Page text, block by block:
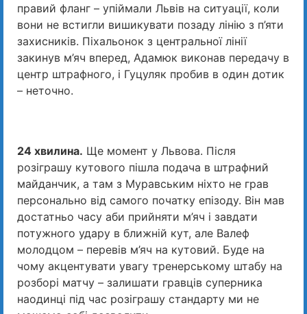
правий фланг – упіймали Львів на ситуації, коли
вони не встигли вишикувати позаду лінію з п’яти
захисників. Піхальонок з центральної лінії
закинув м’яч вперед, Адамюк виконав передачу в
центр штрафного, і Гуцуляк пробив в один дотик
– неточно.
24 хвилина. Ще момент у Львова. Після
розіграшу кутового пішла подача в штрафний
майданчик, а там з Муравським ніхто не грав
персонально від самого початку епізоду. Він мав
достатньо часу аби прийняти м’яч і завдати
потужного удару в ближній кут, але Валеф
молодцом – перевів м’яч на кутовий. Буде на
чому акцентувати увагу тренерському штабу на
розборі матчу – залишати гравців суперника
наодинці під час розіграшу стандарту ми не